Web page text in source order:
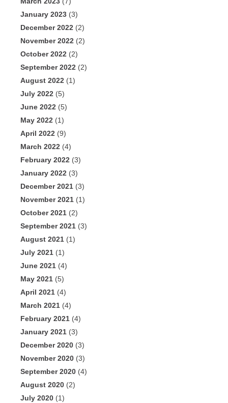
January 2023 (3)
December 2022 (2)
November 2022 (2)
October 2022 (2)
September 2022 (2)
August 2022 (1)
July 2022 (5)
June 2022 (5)
May 2022 (1)
April 2022 (9)
March 2022 (4)
February 2022 (3)
January 2022 (3)
December 2021 (3)
November 2021 (1)
October 2021 (2)
September 2021 (3)
August 2021 (1)
July 2021 (1)
June 2021 (4)
May 2021 (5)
April 2021 (4)
March 2021 (4)
February 2021 (4)
January 2021 (3)
December 2020 (3)
November 2020 (3)
September 2020 (4)
August 2020 (2)
July 2020 (1)